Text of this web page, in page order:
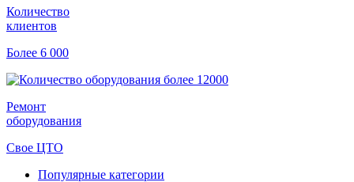
Количество
клиентов
Более 6 000
Ремонт
оборудования
Свое ЦТО
Популярные категории